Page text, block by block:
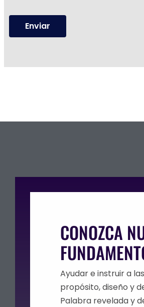
Enviar
CONOZCA
Ayudar e instruir a
propósito, diseño y
Palabra revelada y